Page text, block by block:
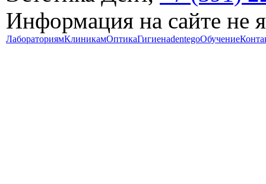
Информация на сайте не
ЛабораториямКлиникамОптикаГигиенаdentegoОбучение